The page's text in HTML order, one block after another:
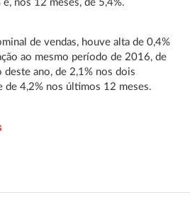
nos 12 meses, de 5,4%.
de vendas, houve alta de 0,4%
ao mesmo período de 2016, de
deste ano, de 2,1% nos dois
de 4,2% nos últimos 12 meses.